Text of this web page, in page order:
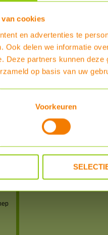
van cookies
en advertenties te
Ook delen we informatie
Deze partners kunnen
op basis van uw
Voorkeuren
met
SCHRIJF EEN